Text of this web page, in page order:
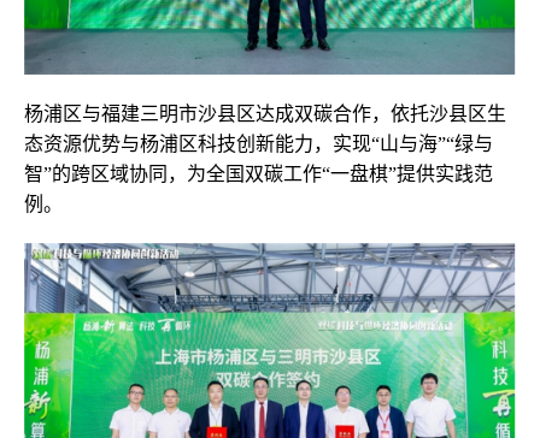
杨浦区与福建三明市沙县区达成双碳合作，依托沙县区生
态资源优势与杨浦区科技创新能力，实现“山与海”“绿与
智”的跨区域协同，为全国双碳工作“一盘棋”提供实践范
例。